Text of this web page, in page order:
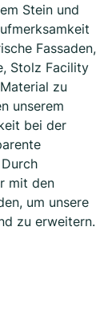
Stein und
Fassaden,
Stolz Facility
zu
unserem
bei der
mit den
um unsere
zu erweitern.